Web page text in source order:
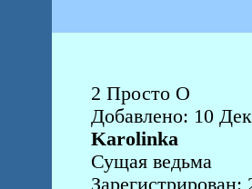
2 Просто О
Добавлено: 10
Karolinka
Сущая ведьма